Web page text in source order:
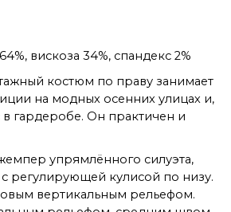
вискоза 34%, спандекс 2%
костюм по праву занимает
на модных осенних улицах и,
в гардеробе. Он практичен и
упрямлённого силуэта,
регулирующей кулисой по низу.
вертикальным рельефом.